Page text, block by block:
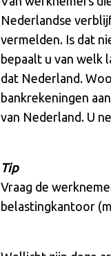
Nederlandse
vermelden. Is dat
bepaalt u van welk
dat Nederland.
bankrekeningen
van Nederland. U
Tip
Vraag de
belastingkantoor